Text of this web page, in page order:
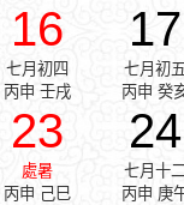
16
七月初四
丙申 壬戌
17
七月初
丙申 癸
23
處暑
丙申 己巳
24
七月十
丙申 庚